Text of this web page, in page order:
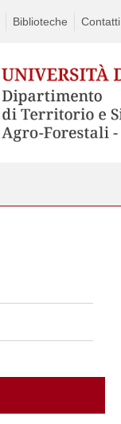
Biblioteche Contatti